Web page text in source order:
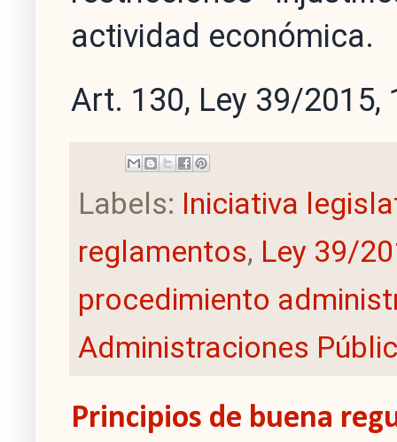
actividad económica.
Art. 130, Ley 39/2015,
Labels: Iniciativa
reglamentos, Ley 39/
procedimiento
Administraciones
Principios de buena